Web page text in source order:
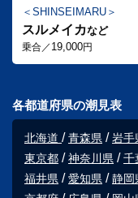
SHINSEIMARU
スルメイカなど
乗合／ 19,000円
各都道府県の潮見表
北海道 青森県 岩手
東京都
神奈川県 千
福井県
愛知県 静岡